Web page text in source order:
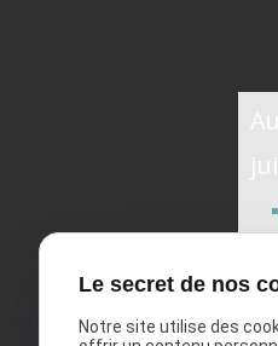
Le secret de nos
Notre site utilise des